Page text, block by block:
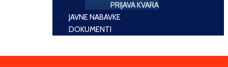
PRIJAVA KVARA
JAVNE NABAVKE
DOKUMENTI